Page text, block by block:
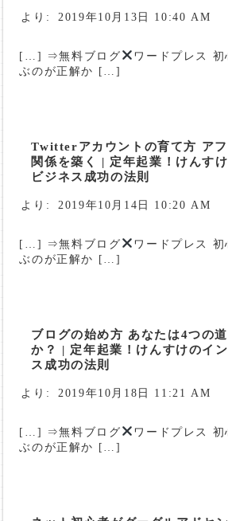
より: 2019年10月13日 10:40 AM
[…] ⇒無料ブログ
ワードプレス 初
ぶのが正解か […]
Twitterアカウントの育て方 ア
関係を築く | 定年起業！けんす
ビジネス成功の法則
より: 2019年10月14日 10:20 AM
[…] ⇒無料ブログ
ワードプレス 初
ぶのが正解か […]
ブログの始め方 あなたは4つの
か？ | 定年起業！けんすけのイ
ス成功の法則
より: 2019年10月18日 11:21 AM
[…] ⇒無料ブログ
ワードプレス 初
ぶのが正解か […]